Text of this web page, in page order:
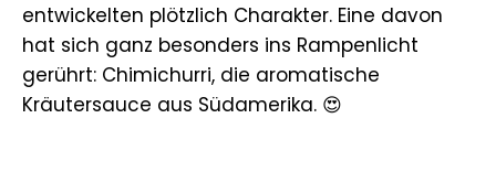
entwickelten plötzlich Charakter. Eine davon
hat sich ganz besonders ins Rampenlicht
gerührt: Chimichurri, die aromatische
Kräutersauce aus Südamerika. 😍